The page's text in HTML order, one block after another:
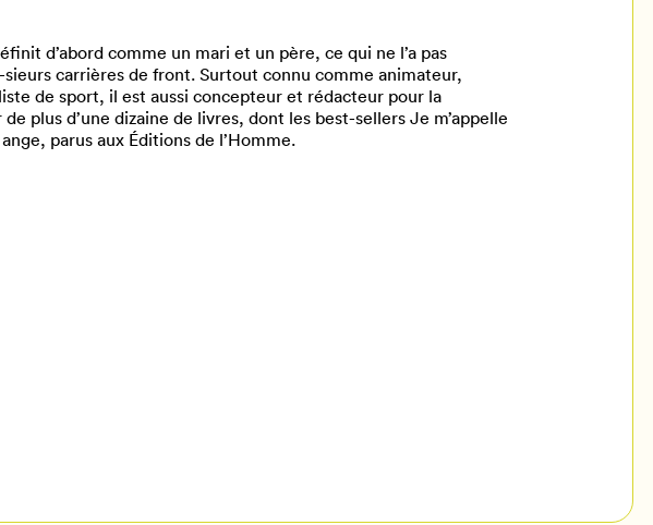
d’abord comme un mari et un père, ce qui ne l’a pas
carrières de front. Surtout connu comme animateur,
de sport, il est aussi concepteur et rédacteur pour la
plus d’une dizaine de livres, dont les best-sellers Je m’appelle
parus aux Éditions de l’Homme.
votre profil